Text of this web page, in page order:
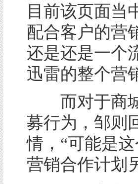
目前该页面当
配合客户的营
还是还是一个
迅雷的整个营
而对于商城
募行为，邹则
情，“可能是
营销合作计划